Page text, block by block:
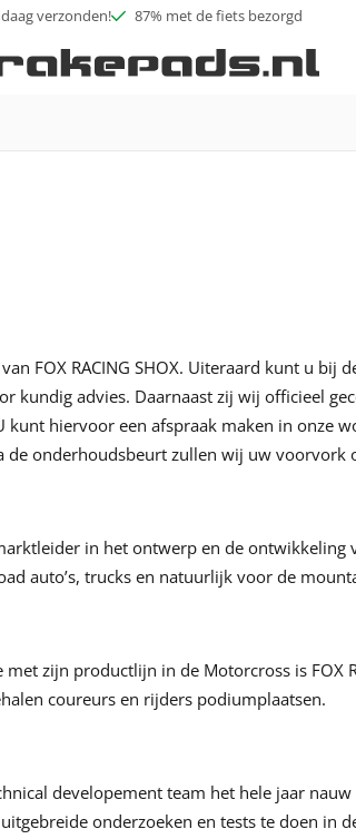
verzonden! 87% met de fiets bezorgd
FOX RACING SHOX. Uiteraard kunt u
kundig advies. Daarnaast zij wij officieel
hiervoor een afspraak maken in onze
onderhoudsbeurt zullen wij uw voorvork
in het ontwerp en de
auto’s, trucks en natuurlijk voor de
zijn productlijn in de Motorcross is FOX
coureurs en rijders podiumplaatsen.
developement team het hele jaar
onderzoeken en tests te doen in